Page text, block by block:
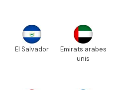
El Salvador
Emirats arabes
unis